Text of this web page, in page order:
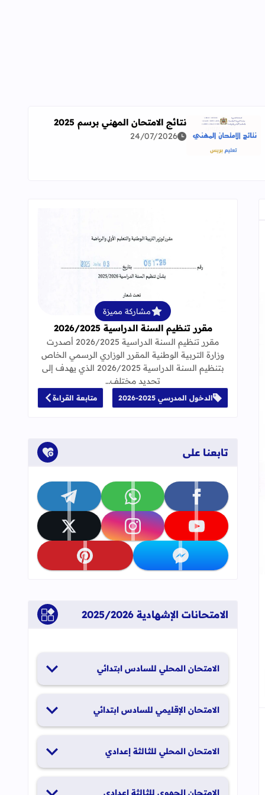
معمقة للوضعيات المهنية وفق آخر توصيف
اقرأ المزيد عن نتائج الامتحان المهني برسم 2025
نتائج الامتحان المهني برسم 2025
24/07/2026
الجامعي 2021-2022
العلامات المرجعية
قراءة المزيد عن مقرر تنظيم السنة الدراسية
مشاركة مميزة
مقرر تنظيم السنة الدراسية 2026/2025
مقرر تنظيم السنة الدراسية 2026/2025 أصدرت
وزارة التربية الوطنية المقرر الوزاري الرسمي الخاص
بتنظيم السنة الدراسية 2026/2025 الذي يهدف إلى
تحديد مختلف…
الدخول المدرسي 2025-2026 متابعة القراءة
تابعنا على
تابعنا على facebook تابعنا على whatsapp تابعنا على telegram
تابعنا على youtube تابعنا على instagram تابعنا على x
تابعنا على messenger تابعنا على pinterest
الامتحانات الإشهادية 2025/2026
الامتحان المحلي للسادس ابتدائي
الامتحان الإقليمي للسادس ابتدائي
الامتحان المحلي للثالثة إعدادي
الامتحان الجهوي للثالثة إعدادي